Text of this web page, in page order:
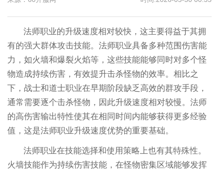
法师职业的升级速度相对较快，这主要得益于其拥
有的强大群体攻击技能。法师职业具备多种范围伤害能
力，如火墙和爆裂火焰等，这些技能能够同时对多个怪
物造成持续伤害，有效提升击杀怪物的效率。相比之
下，战士和道士职业在早期阶段缺乏高效的群攻手段，
通常需要逐个击杀怪物，因此升级速度相对较慢。法师
的高伤害输出特性使其在相同时间内能够获得更多经验
值，这是法师职业升级速度优势的重要基础。
法师职业在技能选择和使用策略上也有其特殊性。
火墙技能作为持续伤害技能，在怪物密集区域能够发挥